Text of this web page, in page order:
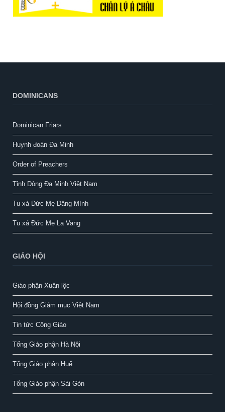
DOMINICANS
Dominican Friars
Huynh đoàn Đa Minh
Order of Preachers
Tỉnh Dòng Đa Minh Việt Nam
Tu xá Đức Mẹ Dâng Mình
Tu xá Đức Mẹ La Vang
GIÁO HỘI
Giáo phận Xuân lộc
Hội đồng Giám mục Việt Nam
Tin tức Công Giáo
Tổng Giáo phận Hà Nội
Tổng Giáo phận Huế
Tổng Giáo phận Sài Gòn